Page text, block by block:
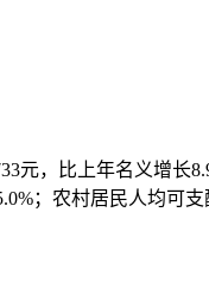
元，比上年名义增长
；农村居民人均可